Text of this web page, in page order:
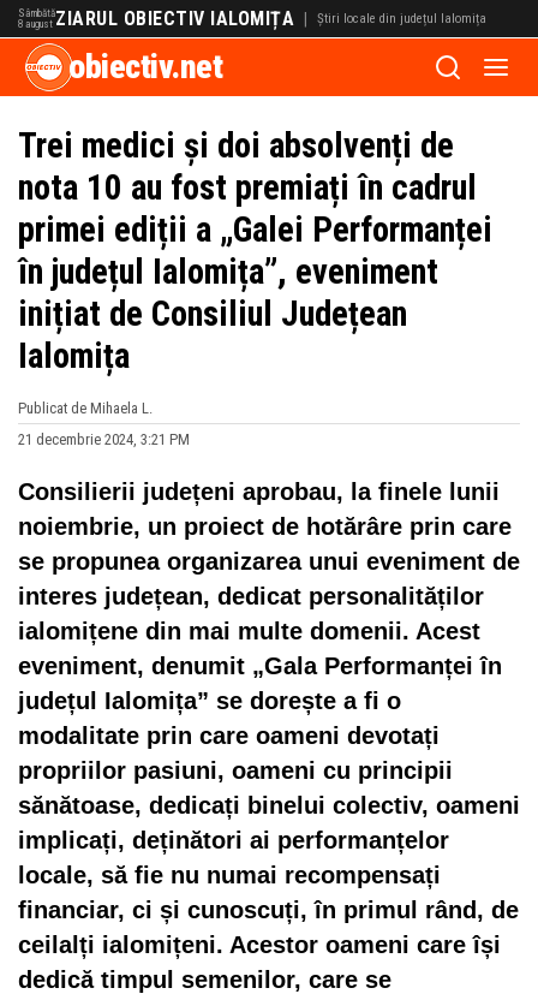
Sâmbătă
8 august ZIARUL OBIECTIV IALOMIȚA | Știri locale din județul Ialomița
obiectiv.net
Trei medici și doi absolvenți de
nota 10 au fost premiați în cadrul
primei ediții a „Galei Performanței
în județul Ialomița”, eveniment
inițiat de Consiliul Județean
Ialomița
Publicat de Mihaela L.
21 decembrie 2024, 3:21 PM
Consilierii județeni aprobau, la finele lunii
noiembrie, un proiect de hotărâre prin care
se propunea organizarea unui eveniment de
interes județean, dedicat personalităților
ialomițene din mai multe domenii. Acest
eveniment, denumit „Gala Performanței în
județul Ialomița” se dorește a fi o
modalitate prin care oameni devotați
propriilor pasiuni, oameni cu principii
sănătoase, dedicați binelui colectiv, oameni
implicați, deținători ai performanțelor
locale, să fie nu numai recompensați
financiar, ci și cunoscuți, în primul rând, de
ceilalți ialomițeni. Acestor oameni care își
dedică timpul semenilor, care se